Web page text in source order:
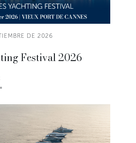
DE 2026
Festival 2026